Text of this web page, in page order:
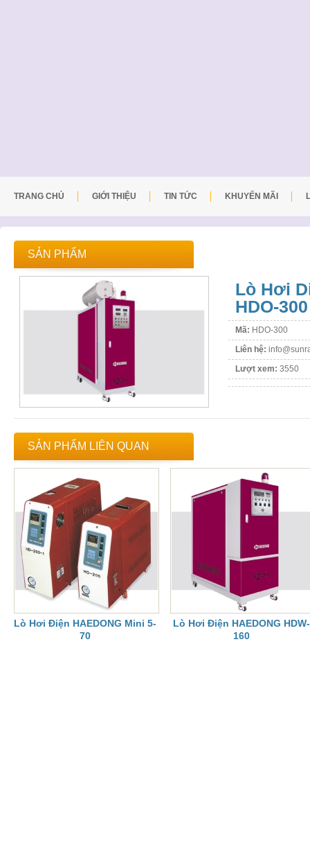
TRANG CHỦ GIỚI THIỆU TIN TỨC KHUYẾN MÃI
SẢN PHẨM
Lò Hơi
HDO-300
Mã: HDO-300
Liên hệ:
Lượt xem: 3550
SẢN PHẨM LIÊN QUAN
Lò Hơi Điện HAEDONG Mini 5-
70
Lò Hơi Điện HAEDONG HDW-
160